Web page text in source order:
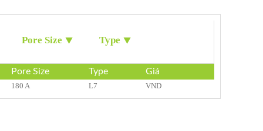
Pore Size ⯆ Type ⯆
Pore Size Type Giá
180 A L7 VND